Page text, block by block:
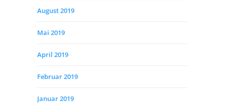
August 2019
Mai 2019
April 2019
Februar 2019
Januar 2019